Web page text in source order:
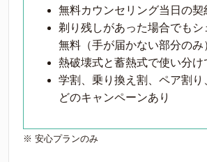
無料カウンセリング当日の契
剃り残しがあった場合でも
無料（手が届かない部分のみ
熱破壊式と蓄熱式で使い分け
学割、乗り換え割、ペア割り
どのキャンペーンあり
※ 安心プランのみ